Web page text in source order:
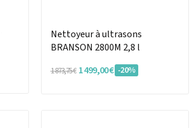
Nettoyeur à ultrasons
BRANSON 2800M 2,8 l
1 873,75 € 1 499,00 € -20%